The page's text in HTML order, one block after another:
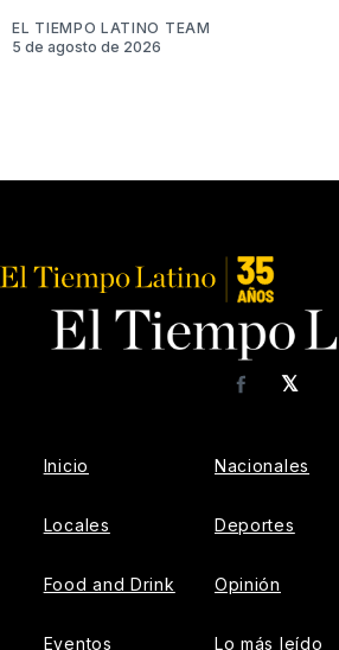
EL TIEMPO LATINO TEAM
5 de agosto de 2026
𝕏
Facebook
Inicio
Locales
Food and Drink
Eventos
Nacionales
Deportes
Opinión
Lo más leído